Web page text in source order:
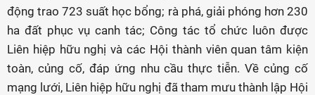
động trao 723 suất học bổng; rà phá, giải phóng hơn 230
ha đất phục vụ canh tác; Công tác tổ chức luôn được
Liên hiệp hữu nghị và các Hội thành viên quan tâm kiện
toàn, củng cố, đáp ứng nhu cầu thực tiễn. Về củng cố
mạng lưới, Liên hiệp hữu nghị đã tham mưu thành lập Hội